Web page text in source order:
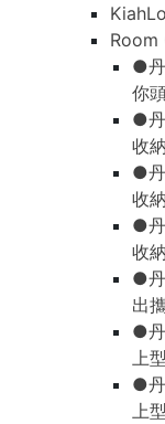
Room
●
你
●
收
●
收
●
收
●
出
●
上
●
上